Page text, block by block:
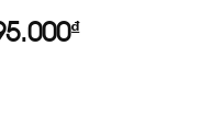
₫Current
POTS QP-